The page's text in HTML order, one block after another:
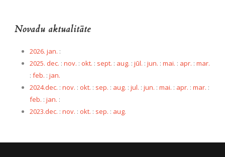
Novadu aktualitāte
2026. jan. :
2025. dec. : nov. : okt. : sept. : aug. : jūl. : jun. : mai. : apr. : mar.
: feb. : jan.
2024.dec. : nov. : okt. : sep. : aug. : jul. : jun. : mai. : apr. : mar. :
feb. : jan. :
2023.dec. : nov. : okt. : sep. : aug.